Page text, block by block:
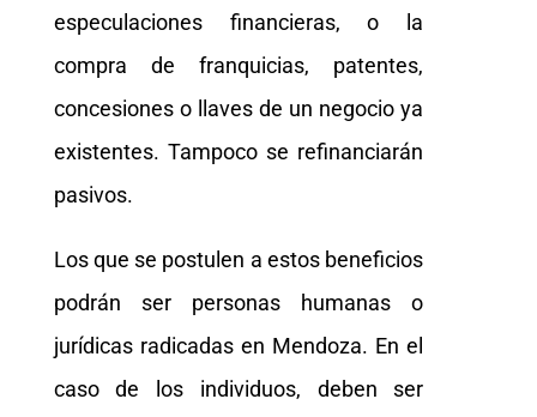
especulaciones financieras, o la
compra de franquicias, patentes,
concesiones o llaves de un negocio ya
existentes. Tampoco se refinanciarán
pasivos.
Los que se postulen a estos beneficios
podrán ser personas humanas o
jurídicas radicadas en Mendoza. En el
caso de los individuos, deben ser